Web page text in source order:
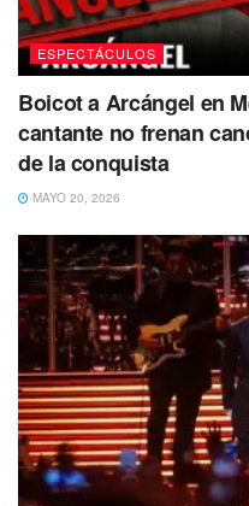
ESPECTÁCULOS
Boicot a Arcángel en
cantante no frenan
de la conquista
MAYO 20, 2026